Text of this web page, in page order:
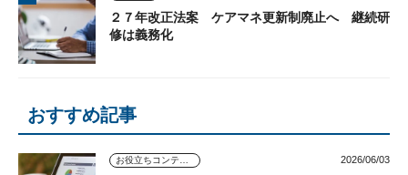
２７年改正法案 ケアマネ更新制廃止へ 継続研
修は義務化
おすすめ記事
お役立ちコンテンツ 2026/06/03